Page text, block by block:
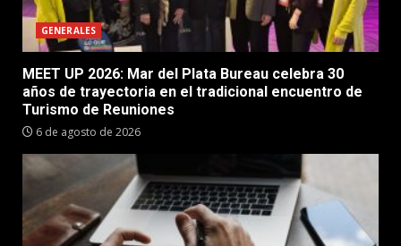
GENERALES
MEET UP 2026: Mar del Plata Bureau celebra 30
años de trayectoria en el tradicional encuentro de
Turismo de Reuniones
6 de agosto de 2026